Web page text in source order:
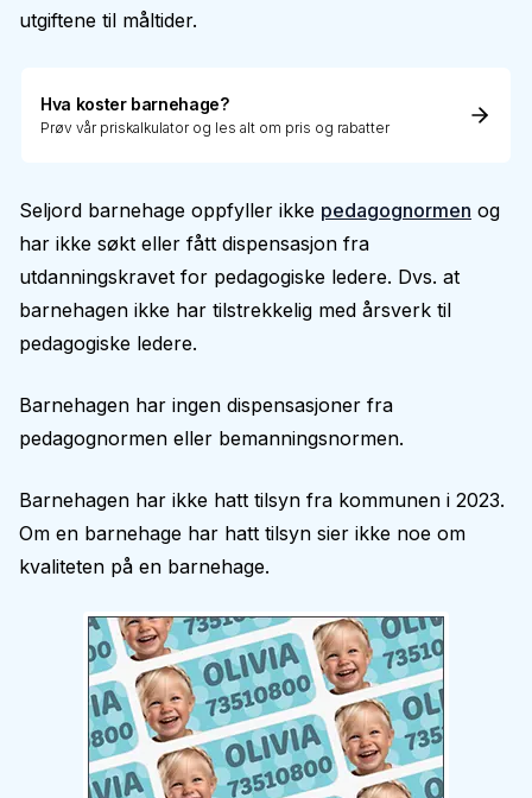
utgiftene til måltider.
Hva koster barnehage?
Prøv vår priskalkulator og les alt om pris og rabatter
Seljord barnehage oppfyller ikke pedagognormen og
har ikke søkt eller fått dispensasjon fra
utdanningskravet for pedagogiske ledere. Dvs. at
barnehagen ikke har tilstrekkelig med årsverk til
pedagogiske ledere.
Barnehagen har ingen dispensasjoner fra
pedagognormen eller bemanningsnormen.
Barnehagen har ikke hatt tilsyn fra kommunen i 2023.
Om en barnehage har hatt tilsyn sier ikke noe om
kvaliteten på en barnehage.